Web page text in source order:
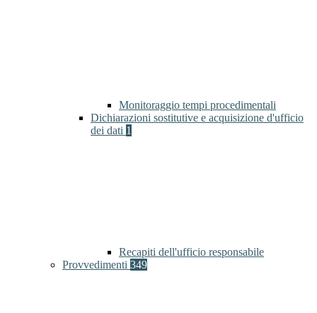
Monitoraggio tempi procedimentali
Dichiarazioni sostitutive e acquisizione d'ufficio
dei dati 1
Recapiti dell'ufficio responsabile
Provvedimenti 349